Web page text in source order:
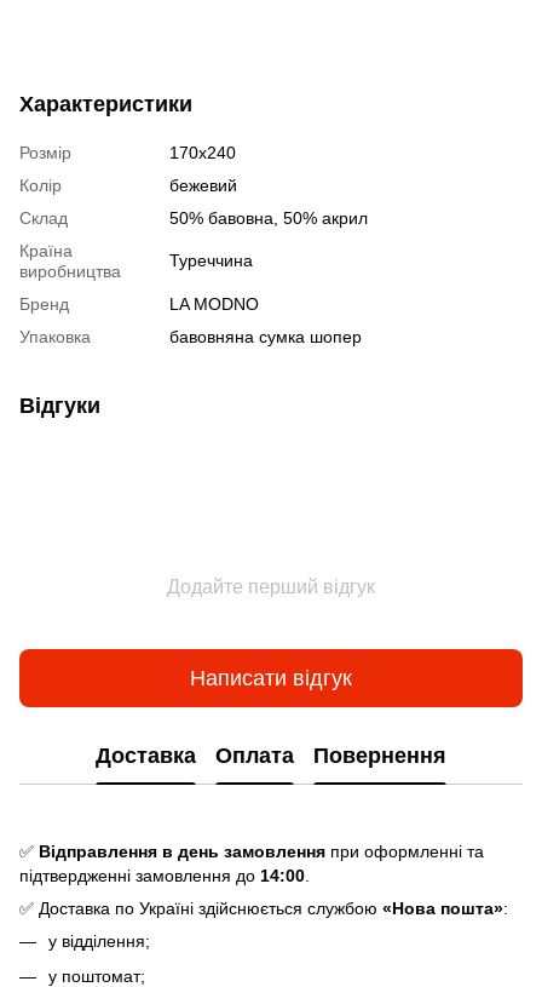
Характеристики
Розмір
170х240
Колір
бежевий
Склад
50% бавовна, 50% акрил
Країна
виробництва
Туреччина
Бренд
LA MODNO
Упаковка
бавовняна сумка шопер
Відгуки
Додайте перший відгук
Написати відгук
Доставка Оплата Повернення
✅ Відправлення в день замовлення при оформленні та
підтвердженні замовлення до 14:00.
✅ Доставка по Україні здійснюється службою «Нова пошта»:
у відділення;
у поштомат;